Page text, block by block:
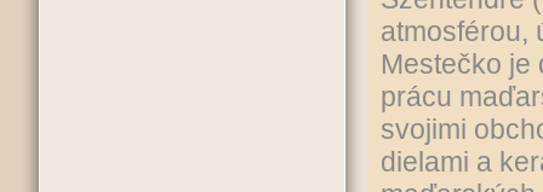
atmosférou,
Mestečko je
prácu
svojimi
dielami a